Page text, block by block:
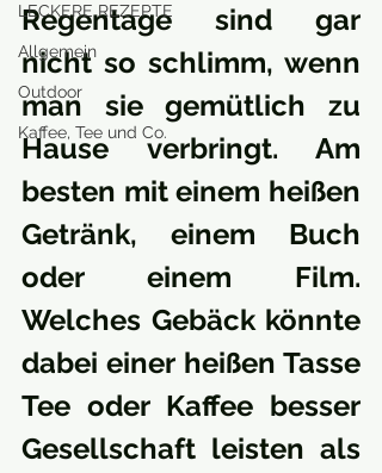
LECKERE REZEPTE
Allgemein
Outdoor
Kaffee, Tee und Co.
Regentage sind gar
nicht so schlimm, wenn
man sie gemütlich zu
Hause verbringt. Am
besten mit einem heißen
Getränk, einem Buch
oder einem Film.
Welches Gebäck könnte
dabei einer heißen Tasse
Tee oder Kaffee besser
Gesellschaft leisten als